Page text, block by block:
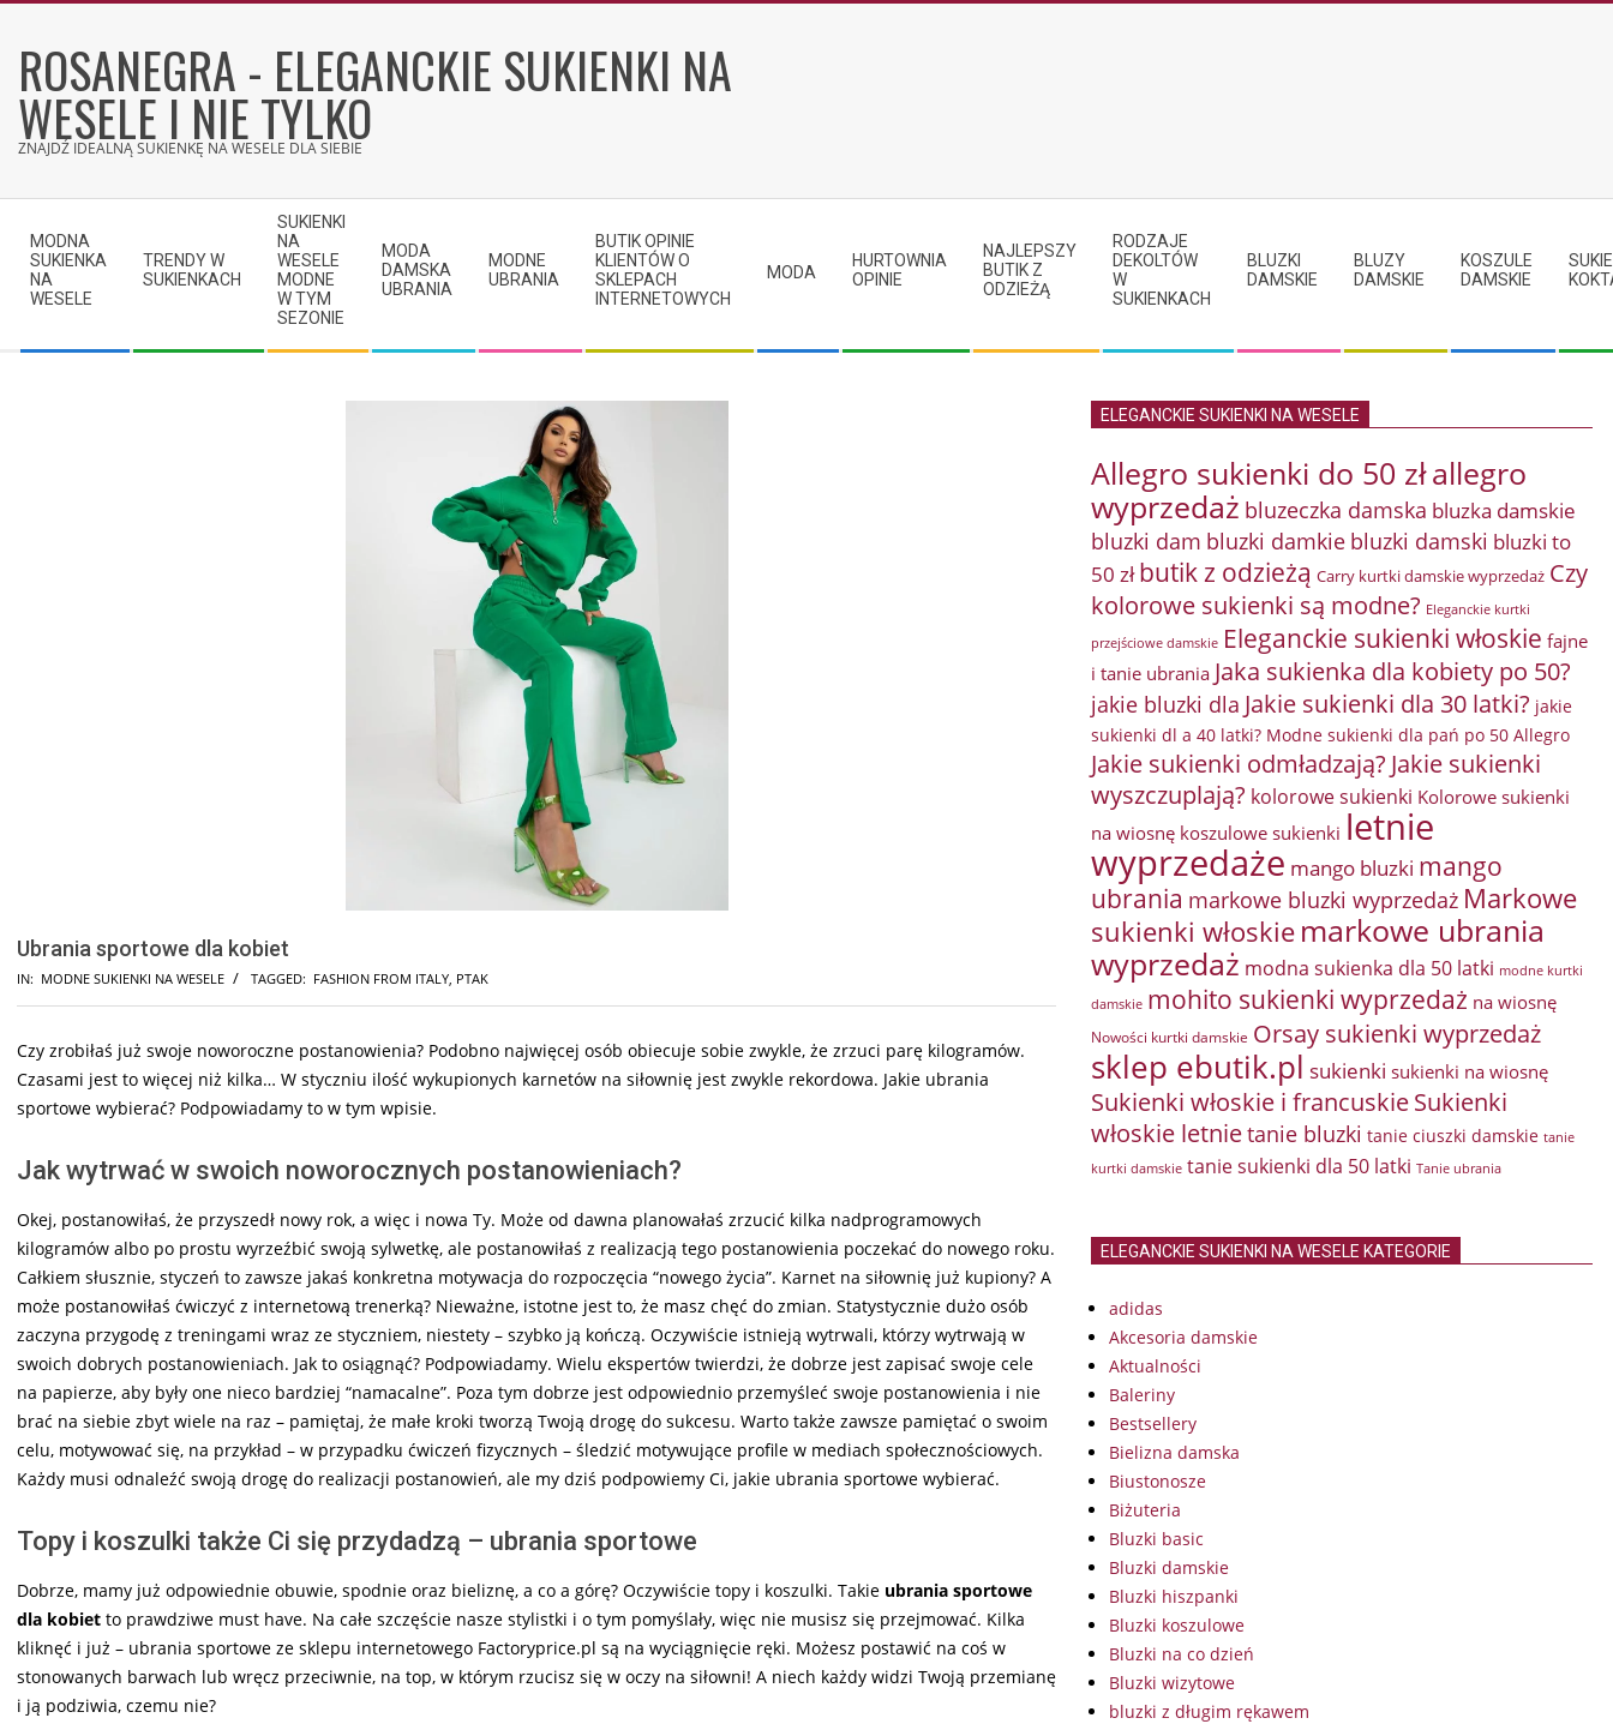
contentROSANEGRA - ELEGANCKIE SUKIENKI NA
WESELE I NIE TYLKO
ZNAJDŹ IDEALNĄ SUKIENKĘ NA WESELE DLA SIEBIE
Navigation
Menu
MODNA
SUKIENKA
NA
WESELE
TRENDY W
SUKIENKACH
SUKIENKI
NA
WESELE
MODNE
W TYM
SEZONIE
MODA
DAMSKA
UBRANIA
MODNE
UBRANIA
BUTIK OPINIE
KLIENTÓW O
SKLEPACH
INTERNETOWYCH
MODA
HURTOWNIA
OPINIE
NAJLEPSZY
BUTIK Z
ODZIEŻĄ
RODZAJE
DEKOLTÓW
W
SUKIENKACH
BLUZKI
DAMSKIE
BLUZY
DAMSKIE
KOSZULE
DAMSKIE
Ubrania sportowe dla kobiet
IN: MODNE SUKIENKI NA WESELE TAGGED: FASHION FROM ITALY, PTAK
Czy zrobiłaś już swoje noworoczne postanowienia? Podobno najwięcej osób obiecuje sobie zwykle, że zrzuci parę kilogramów.
Czasami jest to więcej niż kilka… W styczniu ilość wykupionych karnetów na siłownię jest zwykle rekordowa. Jakie ubrania
sportowe wybierać? Podpowiadamy to w tym wpisie.
Jak wytrwać w swoich noworocznych postanowieniach?
Okej, postanowiłaś, że przyszedł nowy rok, a więc i nowa Ty. Może od dawna planowałaś zrzucić kilka nadprogramowych
kilogramów albo po prostu wyrzeźbić swoją sylwetkę, ale postanowiłaś z realizacją tego postanowienia poczekać do nowego roku.
Całkiem słusznie, styczeń to zawsze jakaś konkretna motywacja do rozpoczęcia “nowego życia”. Karnet na siłownię już kupiony? A
może postanowiłaś ćwiczyć z internetową trenerką? Nieważne, istotne jest to, że masz chęć do zmian. Statystycznie dużo osób
zaczyna przygodę z treningami wraz ze styczniem, niestety – szybko ją kończą. Oczywiście istnieją wytrwali, którzy wytrwają w
swoich dobrych postanowieniach. Jak to osiągnąć? Podpowiadamy. Wielu ekspertów twierdzi, że dobrze jest zapisać swoje cele
na papierze, aby były one nieco bardziej “namacalne”. Poza tym dobrze jest odpowiednio przemyśleć swoje postanowienia i nie
brać na siebie zbyt wiele na raz – pamiętaj, że małe kroki tworzą Twoją drogę do sukcesu. Warto także zawsze pamiętać o swoim
celu, motywować się, na przykład – w przypadku ćwiczeń fizycznych – śledzić motywujące profile w mediach społecznościowych.
Każdy musi odnaleźć swoją drogę do realizacji postanowień, ale my dziś podpowiemy Ci, jakie ubrania sportowe wybierać.
Topy i koszulki także Ci się przydadzą – ubrania sportowe
Dobrze, mamy już odpowiednie obuwie, spodnie oraz bieliznę, a co a górę? Oczywiście topy i koszulki. Takie ubrania sportowe
dla kobiet to prawdziwe must have. Na całe szczęście nasze stylistki i o tym pomyślały, więc nie musisz się przejmować. Kilka
kliknęć i już – ubrania sportowe ze sklepu internetowego Factoryprice.pl są na wyciągnięcie ręki. Możesz postawić na coś w
stonowanych barwach lub wręcz przeciwnie, na top, w którym rzucisz się w oczy na siłowni! A niech każdy widzi Twoją przemianę
i ją podziwia, czemu nie?
ELEGANCKIE SUKIENKI NA WESELE
Allegro sukienki do 50 złallegro
wyprzedaż bluzeczka damska bluzka damskie
bluzki dam bluzki damkie bluzki damski bluzki to
50 zł butik z odzieżą Carry kurtki damskie wyprzedaż Czy
kolorowe sukienki są modne? Eleganckie kurtki
przejściowe damskie Eleganckie sukienki włoskie fajne
i tanie ubrania Jaka sukienka dla kobiety po 50?
jakie bluzki dla Jakie sukienki dla 30 latki? jakie
sukienki dl a 40 latki? Modne sukienki dla pań po 50 Allegro
Jakie sukienki odmładzają? Jakie sukienki
wyszczuplają? kolorowe sukienki Kolorowe sukienki
na wiosnę koszulowe sukienki letnie
wyprzedaże mango bluzki mango
ubrania markowe bluzki wyprzedaż Markowe
sukienki włoskie markowe ubrania
wyprzedaż modna sukienka dla 50 latki modne kurtki
damskie mohito sukienki wyprzedaż na wiosnę
Nowości kurtki damskie Orsay sukienki wyprzedaż
sklep ebutik.pl sukienki sukienki na wiosnę
Sukienki włoskie i francuskieSukienki
włoskie letnietanie bluzki tanie ciuszki damskie tanie
kurtki damskie tanie sukienki dla 50 latki Tanie ubrania
ELEGANCKIE SUKIENKI NA WESELE KATEGORIE
adidas
Akcesoria damskie
Aktualności
Baleriny
Bestsellery
Bielizna damska
Biustonosze
Biżuteria
Bluzki basic
Bluzki damskie
Bluzki hiszpanki
Bluzki koszulowe
Bluzki na co dzień
Bluzki wizytowe
bluzki z długim rękawem